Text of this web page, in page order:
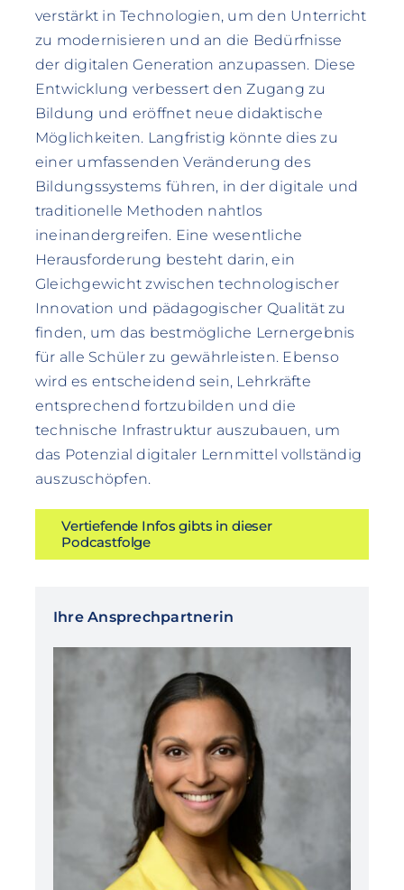
verstärkt in Technologien, um den Unterricht
zu modernisieren und an die Bedürfnisse
der digitalen Generation anzupassen. Diese
Entwicklung verbessert den Zugang zu
Bildung und eröffnet neue didaktische
Möglichkeiten. Langfristig könnte dies zu
einer umfassenden Veränderung des
Bildungssystems führen, in der digitale und
traditionelle Methoden nahtlos
ineinandergreifen. Eine wesentliche
Herausforderung besteht darin, ein
Gleichgewicht zwischen technologischer
Innovation und pädagogischer Qualität zu
finden, um das bestmögliche Lernergebnis
für alle Schüler zu gewährleisten. Ebenso
wird es entscheidend sein, Lehrkräfte
entsprechend fortzubilden und die
technische Infrastruktur auszubauen, um
das Potenzial digitaler Lernmittel vollständig
auszuschöpfen.
Vertiefende Infos gibts in dieser
Podcastfolge
Ihre Ansprechpartnerin